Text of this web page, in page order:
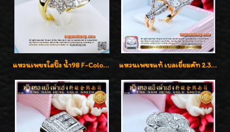
แหวนเพชรใสปิ๊ง น้ำ98 F-Color/VVS1 น้ำหนักเพชรรวม 2.56 กะรัต ใส่เต็มนิ้วเพชรเป็นน้ำเป็นเนื้อสวยมากๆค่ะ แหวนเพชรแท้ เบลเยี่ยมคัท 2.39 กะรัต น้ำ 98 F-Color/VVS ดีไซน์หน้ากว้างหรูเต็มนิ้ว